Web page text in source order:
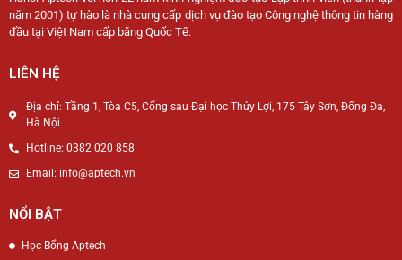
năm 2001) tự hào là nhà cung cấp dịch vụ đào tạo Công nghệ thông tin hàng
đầu tại Việt Nam cấp bằng Quốc Tế.
LIÊN HỆ
Địa chỉ: Tầng 1, Tòa C5, Cổng sau Đại học Thủy Lợi, 175 Tây Sơn, Đống Đa,
Hà Nội
Hotline: 0382 020 858
Email: info@aptech.vn
NỔI BẬT
Học Bổng Aptech